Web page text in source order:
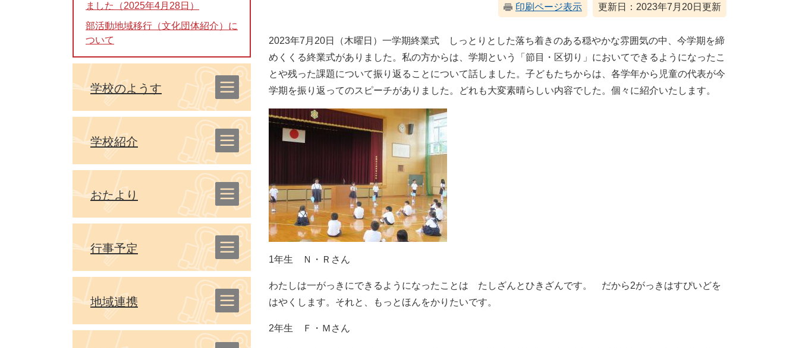
印刷ページ表示 更新日：2023年7月20日更新
2023年7月20日（木曜日）一学期終業式 しっとりとした落ち着きのある穏やかな雰囲気の中、今学期を締
めくくる終業式がありました。私の方からは、学期という「節目・区切り」においてできるようになったこ
とや残った課題について振り返ることについて話しました。子どもたちからは、各学年から児童の代表が今
学期を振り返ってのスピーチがありました。どれも大変素晴らしい内容でした。個々に紹介いたします。
1年生 Ｎ・Ｒさん
わたしは一がっきにできるようになったことは たしざんとひきざんです。 だから2がっきはすぴいどを
はやくします。それと、もっとほんをかりたいです。
2年生 Ｆ・Ｍさん
ました（2025年4月28日）
部活動地域移行（文化団体紹介）に
ついて
学校のようす
学校紹介
おたより
行事予定
地域連携